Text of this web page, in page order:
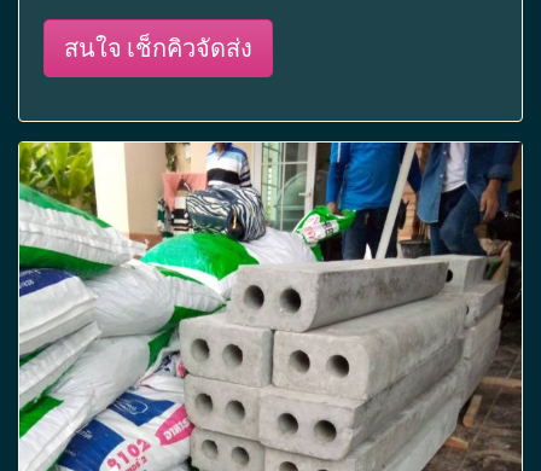
สนใจ เช็กคิวจัดส่ง